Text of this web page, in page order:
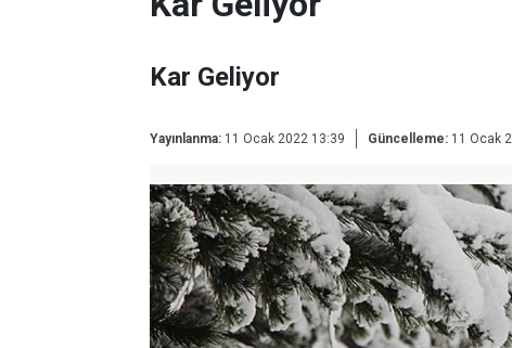
Kar Geliyor
Yayınlanma: 11 Ocak 2022 13:39 Güncelleme: 11 Ocak